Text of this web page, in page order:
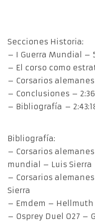
Secciones Historia:
– I Guerra Mundial –
– El corso como
– Corsarios alemanes
– Conclusiones –
– Bibliografía –
Bibliografía:
– Corsarios
mundial – Luis Sierra
– Corsarios
Sierra
– Emdem – Hellmuth
– Osprey Duel 027 –